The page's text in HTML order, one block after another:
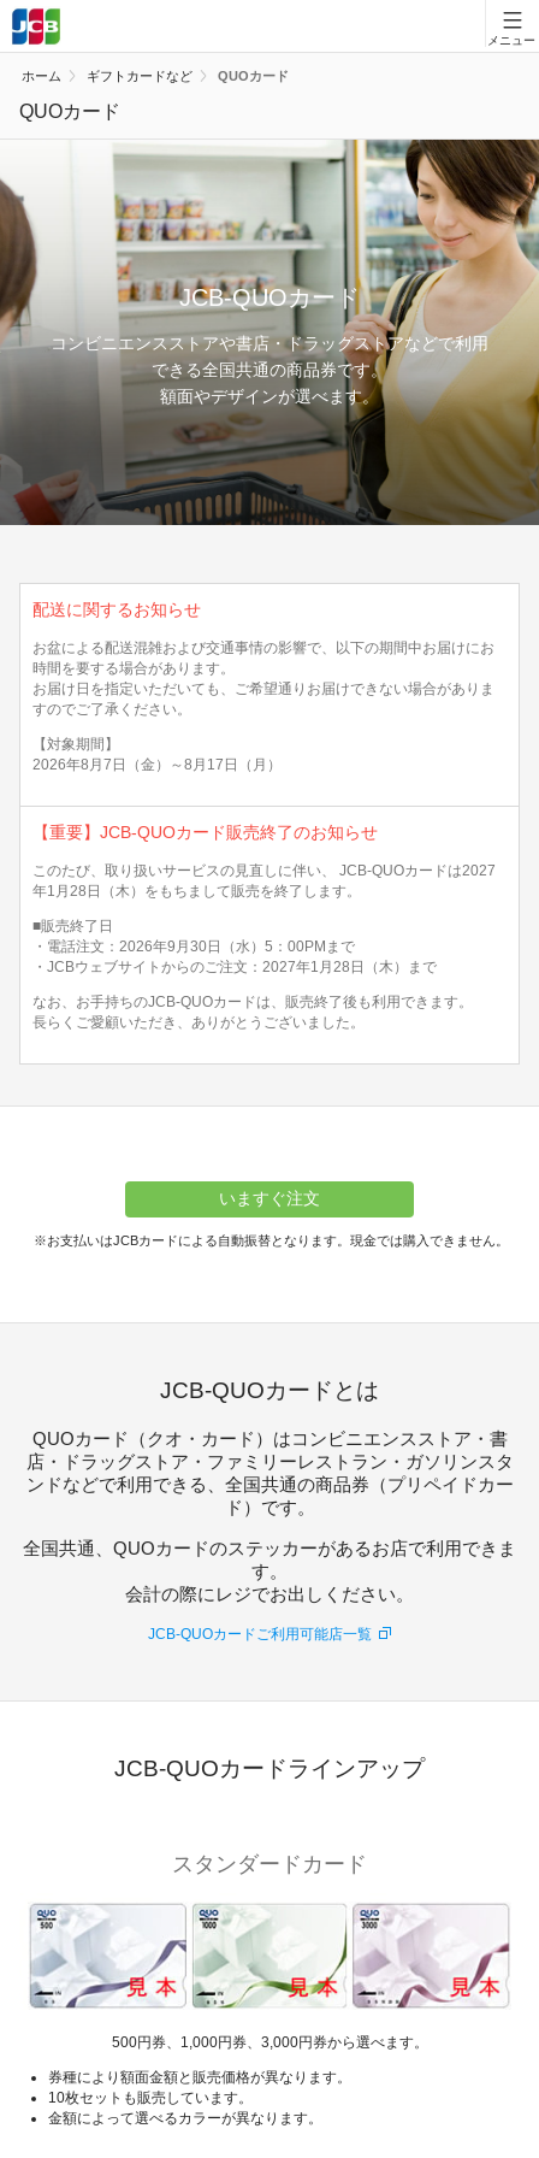
会員向け情報
JCBカードの基本
ポイント・優待
安全・安心
お客様サポート
カードローン
法人のお客様
加盟店のお客様
企業サイト
ホーム ギフトカードなど QUOカード
QUOカード
JCB-QUOカード
コンビニエンスストアや書店・ドラッグストアなどで利用
できる全国共通の商品券です。
額面やデザインが選べます。
配送に関するお知らせ
お盆による配送混雑および交通事情の影響で、以下の期間中お届けにお
時間を要する場合があります。
お届け日を指定いただいても、ご希望通りお届けできない場合がありま
すのでご了承ください。
【対象期間】
2026年8月7日（金）～8月17日（月）
【重要】JCB-QUOカード販売終了のお知らせ
このたび、取り扱いサービスの見直しに伴い、 JCB-QUOカードは2027
年1月28日（木）をもちまして販売を終了します。
■販売終了日
・電話注文：2026年9月30日（水）5：00PMまで
・JCBウェブサイトからのご注文：2027年1月28日（木）まで
なお、お手持ちのJCB-QUOカードは、販売終了後も利用できます。
長らくご愛顧いただき、ありがとうございました。
いますぐ注文
お支払いはJCBカードによる自動振替となります。現金では購入できません。
JCB-QUOカードとは
QUOカード（クオ・カード）はコンビニエンスストア・書
店・ドラッグストア・ファミリーレストラン・ガソリンスタ
ンドなどで利用できる、全国共通の商品券（プリペイドカー
ド）です。
全国共通、QUOカードのステッカーがあるお店で利用できま
す。
会計の際にレジでお出しください。
JCB-QUOカードご利用可能店一覧
JCB-QUOカードラインアップ
スタンダードカード
500円券、1,000円券、3,000円券から選べます。
券種により額面金額と販売価格が異なります。
10枚セットも販売しています。
金額によって選べるカラーが異なります。